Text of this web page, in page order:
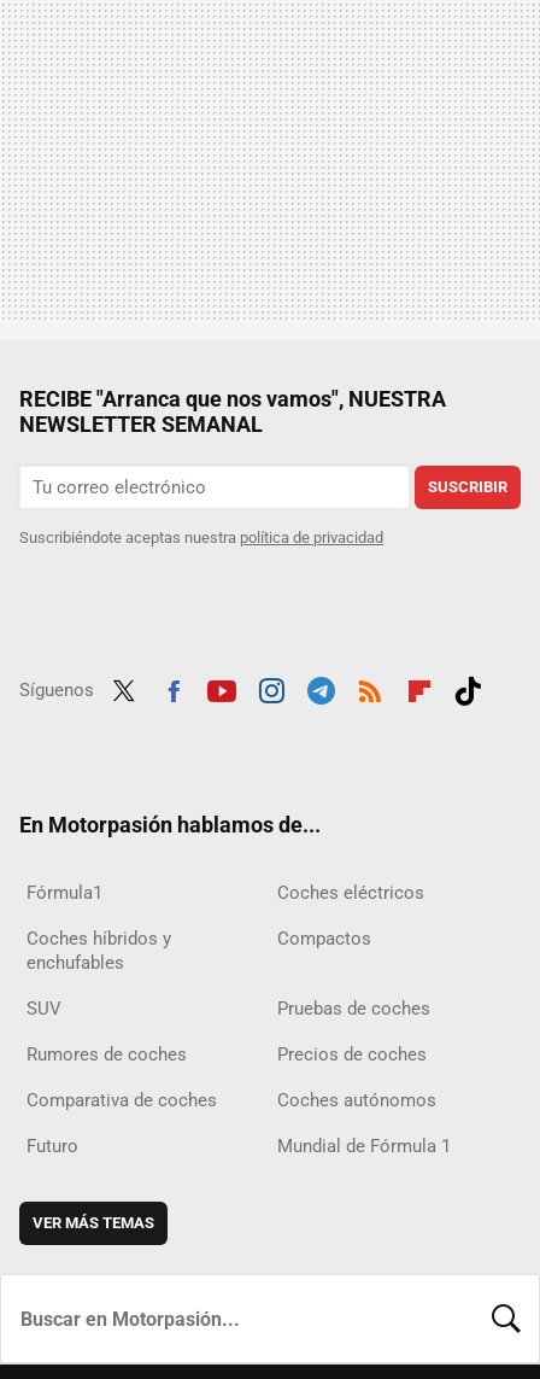
RECIBE "Arranca que nos vamos", NUESTRA
NEWSLETTER SEMANAL
SUSCRIBIR
Suscribiéndote aceptas nuestra política de privacidad
Síguenos
En Motorpasión hablamos de...
Fórmula1 Coches eléctricos
Coches híbridos y
enchufables
Compactos
SUV Pruebas de coches
Rumores de coches Precios de coches
Comparativa de coches Coches autónomos
Futuro Mundial de Fórmula 1
VER MÁS TEMAS